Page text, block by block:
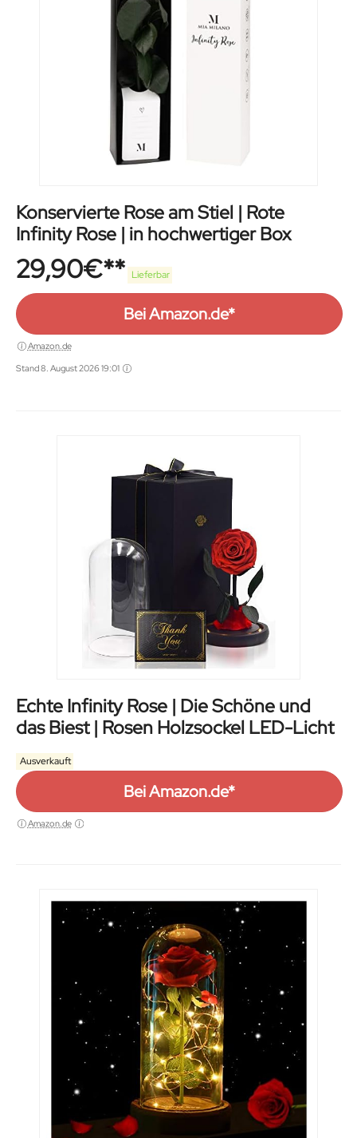
Konservierte Rose am Stiel | Rote
Infinity Rose | in hochwertiger Box
29,90€ Lieferbar
Bei Amazon.de*
Amazon.de
Stand 8. August 2026 19:01
Echte Infinity Rose | Die Schöne und
das Biest | Rosen Holzsockel LED-Licht
Ausverkauft
Bei Amazon.de*
Amazon.de